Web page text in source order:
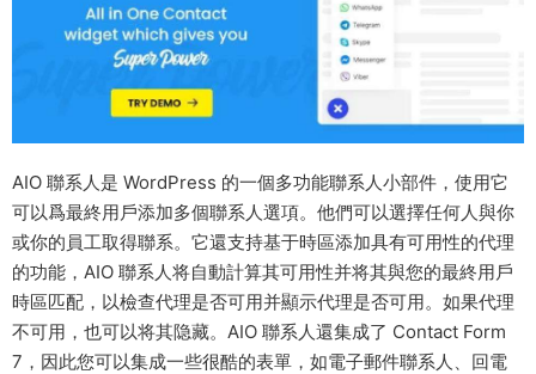
AIO 聯系人是 WordPress 的一個多功能聯系人小部件，使用它
可以爲最終用戶添加多個聯系人選項。他們可以選擇任何人與你
或你的員工取得聯系。它還支持基于時區添加具有可用性的代理
的功能，AIO 聯系人将自動計算其可用性并将其與您的最終用戶
時區匹配，以檢查代理是否可用并顯示代理是否可用。如果代理
不可用，也可以将其隐藏。AIO 聯系人還集成了 Contact Form
7，因此您可以集成一些很酷的表單，如電子郵件聯系人、回電